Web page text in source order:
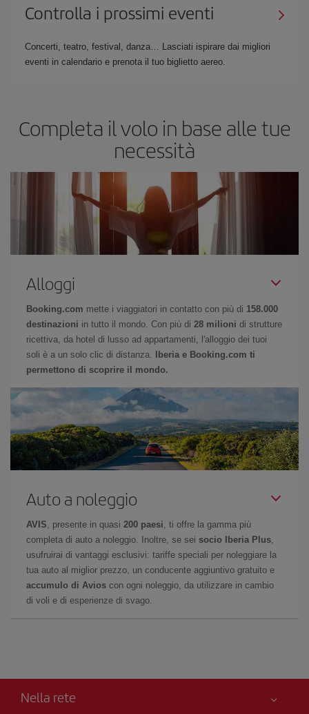
Controlla i prossimi eventi
Concerti, teatro, festival, danza… Lasciati ispirare dai migliori
eventi in calendario e prenota il tuo biglietto aereo.
Completa il volo in base alle tue
necessità
Alloggi
Booking.com mette i viaggiatori in contatto con più di 158.000
destinazioni in tutto il mondo. Con più di 28 milioni di strutture
ricettiva, da hotel di lusso ad appartamenti, l'alloggio dei tuoi
soli è a un solo clic di distanza.
Iberia e Booking.com ti
permettono di scoprire il mondo.
Auto a noleggio
AVIS , presente in quasi 200 paesi , ti offre la gamma più
completa di auto a noleggio. Inoltre, se sei socio Iberia Plus
usufruirai di vantaggi esclusivi: tariffe speciali per noleggiare la
tua auto al miglior prezzo, un conducente aggiuntivo gratuito e
accumulo di Avios con ogni noleggio, da utilizzare in cambio
di voli e di esperienze di svago.
Nella rete